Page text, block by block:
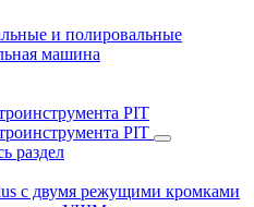
и полировальные
машина
PIT
PIT
раздел
c двумя режущими кромками